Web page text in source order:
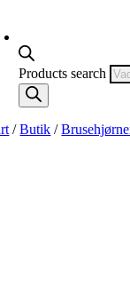
Products search
/Butik /